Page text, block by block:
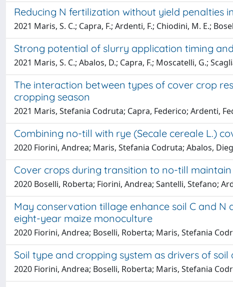
Reducing N fertilization without yield penalties
2021 Maris, S. C.; Capra, F.; Ardenti, F.; Chiodini, M. E.;
Strong potential of slurry application timing
2021 Maris, S. C.; Abalos, D.; Capra, F.; Moscatelli, G.;
The interaction between types of cover crop
cropping season
2021 Maris, Stefania Codruta; Capra, Federico; Ardenti,
Combining no-till with rye (Secale cereale L.)
2020 Fiorini, Andrea; Maris, Stefania Codruta; Abalos,
Cover crops during transition to no-till
2020 Boselli, Roberta; Fiorini, Andrea; Santelli, Stefano;
May conservation tillage enhance soil C and
eight-year maize monoculture
2020 Fiorini, Andrea; Boselli, Roberta; Maris, Stefania
Soil type and cropping system as drivers of
2020 Fiorini, Andrea; Boselli, Roberta; Maris, Stefania